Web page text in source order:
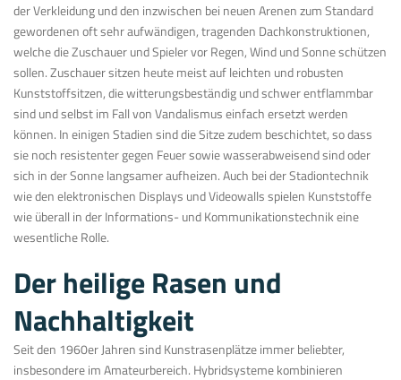
der Verkleidung und den inzwischen bei neuen Arenen zum Standard
gewordenen oft sehr aufwändigen, tragenden Dachkonstruktionen,
welche die Zuschauer und Spieler vor Regen, Wind und Sonne schützen
sollen. Zuschauer sitzen heute meist auf leichten und robusten
Kunststoffsitzen, die witterungsbeständig und schwer entflammbar
sind und selbst im Fall von Vandalismus einfach ersetzt werden
können. In einigen Stadien sind die Sitze zudem beschichtet, so dass
sie noch resistenter gegen Feuer sowie wasserabweisend sind oder
sich in der Sonne langsamer aufheizen. Auch bei der Stadiontechnik
wie den elektronischen Displays und Videowalls spielen Kunststoffe
wie überall in der Informations- und Kommunikationstechnik eine
wesentliche Rolle.
Der heilige Rasen und
Nachhaltigkeit
Seit den 1960er Jahren sind Kunstrasenplätze immer beliebter,
insbesondere im Amateurbereich. Hybridsysteme kombinieren